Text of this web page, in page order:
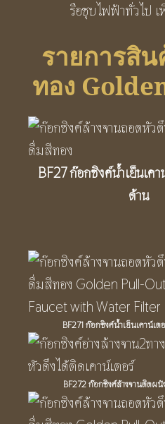
รือชุบไฟฟ้าทั่วไป
รายการสิ
ทอง
BF27 ก๊อกซิงค์น้ำเย็นเค
ด้าน
BF271 ก๊อกซิงค์น้ำเย็นเคาน์เ
BF272 ก๊อกซิงค์ล้างจานติดผ